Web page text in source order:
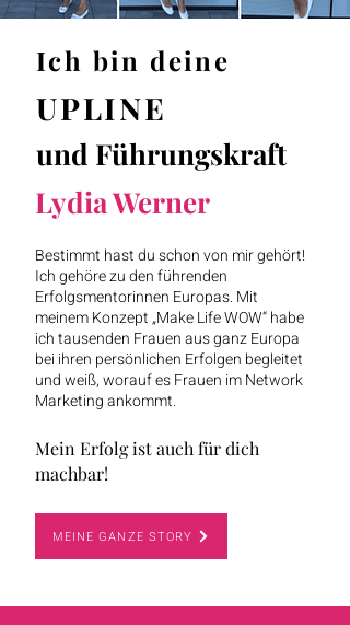
Ich bin deine
UPLINE
und Führungskraft
Lydia Werner
Bestimmt hast du schon von mir gehört!
Ich gehöre zu den führenden
Erfolgsmentorinnen Europas. Mit
meinem Konzept „Make Life WOW“ habe
ich tausenden Frauen aus ganz Europa
bei ihren persönlichen Erfolgen begleitet
und weiß, worauf es Frauen im Network
Marketing ankommt.
Mein Erfolg ist auch für dich
machbar!
MEINE GANZE STORY